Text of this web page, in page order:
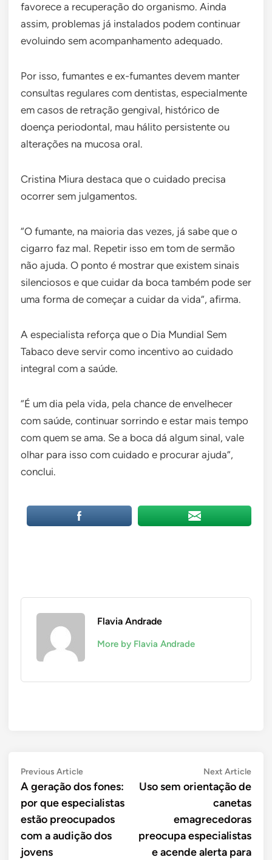
favorece a recuperação do organismo. Ainda
assim, problemas já instalados podem continuar
evoluindo sem acompanhamento adequado.
Por isso, fumantes e ex-fumantes devem manter
consultas regulares com dentistas, especialmente
em casos de retração gengival, histórico de
doença periodontal, mau hálito persistente ou
alterações na mucosa oral.
Cristina Miura destaca que o cuidado precisa
ocorrer sem julgamentos.
“O fumante, na maioria das vezes, já sabe que o
cigarro faz mal. Repetir isso em tom de sermão
não ajuda. O ponto é mostrar que existem sinais
silenciosos e que cuidar da boca também pode ser
uma forma de começar a cuidar da vida”, afirma.
A especialista reforça que o Dia Mundial Sem
Tabaco deve servir como incentivo ao cuidado
integral com a saúde.
“É um dia pela vida, pela chance de envelhecer
com saúde, continuar sorrindo e estar mais tempo
com quem se ama. Se a boca dá algum sinal, vale
olhar para isso com cuidado e procurar ajuda”,
conclui.
Flavia Andrade
More by Flavia Andrade
Navegação
de
Post
Previous ArticlePrevious
article:
A geração dos fones:
por que especialistas
estão preocupados
com a audição dos
jovens
Next ArticleNext
Uso sem orientação de
canetas
emagrecedoras
preocupa especialistas
e acende alerta para